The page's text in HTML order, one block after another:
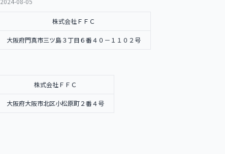
株式会社ＦＦＣ
大阪府門真市三ツ島３丁目６番４０－１１０２号
株式会社ＦＦＣ
大阪府大阪市北区小松原町２番４号